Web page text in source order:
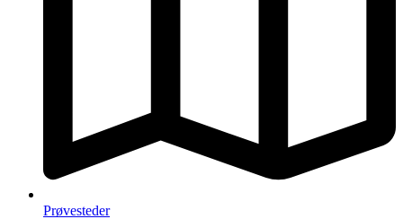
Prøvesteder